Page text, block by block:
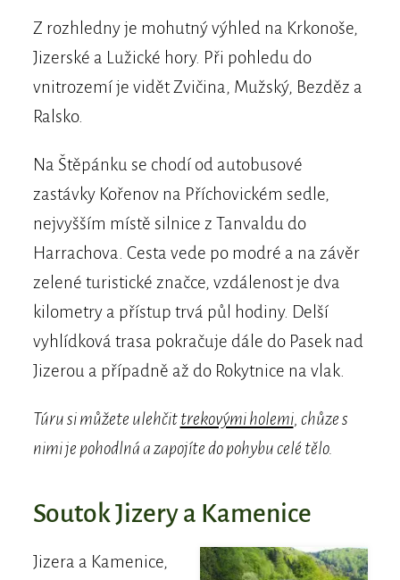
Z rozhledny je mohutný výhled na Krkonoše,
Jizerské a Lužické hory. Při pohledu do
vnitrozemí je vidět Zvičina, Mužský, Bezděz a
Ralsko.
Na Štěpánku se chodí od autobusové
zastávky Kořenov na Příchovickém sedle,
nejvyšším místě silnice z Tanvaldu do
Harrachova. Cesta vede po modré a na závěr
zelené turistické značce, vzdálenost je dva
kilometry a přístup trvá půl hodiny. Delší
vyhlídková trasa pokračuje dále do Pasek nad
Jizerou a případně až do Rokytnice na vlak.
Túru si můžete ulehčittrekovými holemi, chůze s
nimi je pohodlná a zapojíte do pohybu celé tělo.
Soutok Jizery a Kamenice
Jizera a Kamenice,